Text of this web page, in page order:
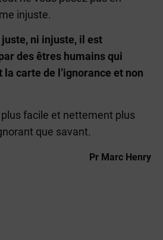
injuste.
juste, ni injuste, il est
des êtres humains qui
carte de l’ignorance et non
facile et nettement plus
que savant.
Pr Marc Henry